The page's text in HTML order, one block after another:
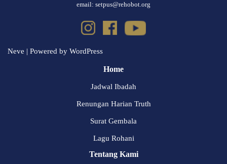
email: setpus@rehobot.org
Neve | Powered by WordPress
Home
Jadwal Ibadah
Renungan Harian Truth
Surat Gembala
Lagu Rohani
Tentang Kami